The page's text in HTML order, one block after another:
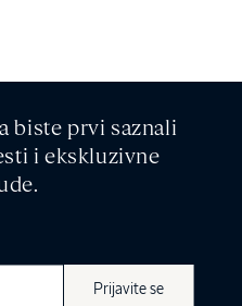
biste prvi saznali
i ekskluzivne
Prijavite se